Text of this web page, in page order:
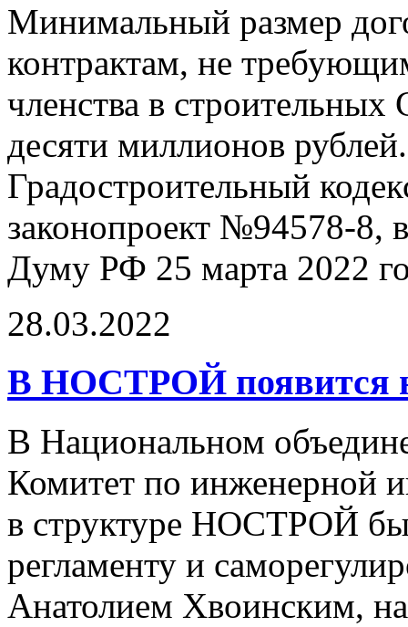
Минимальный размер
контрактам, не
членства в
десяти миллионов
Градостроительный
законопроект №94578-8,
Думу РФ 25 марта 2022
28.03.2022
В НОСТРОЙ появится
В Национальном
Комитет по инженерной
в структуре НОСТРОЙ
регламенту и
Анатолием Хвоинским,